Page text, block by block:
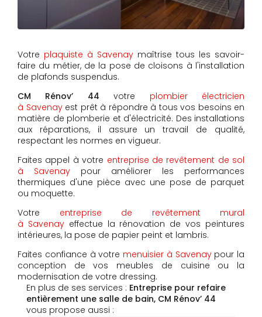
Votre plaquiste à Savenay maîtrise tous les savoir-
faire du métier, de la pose de cloisons à l'installation
de plafonds suspendus.
CM Rénov’ 44 votre plombier électricien
à Savenayest prêt à répondre à tous vos besoins en
matière de plomberie et d'électricité. Des installations
aux réparations, il assure un travail de qualité,
respectant les normes en vigueur.
Faites appel à votre entreprise de revêtement de sol
à Savenay pour améliorer les performances
thermiques d'une pièce avec une pose de parquet
ou moquette.
Votre entreprise de revêtement mural
à Savenayeffectue la rénovation de vos peintures
intérieures, la pose de papier peint et lambris.
Faites confiance à votre menuisier à Savenaypour la
conception de vos meubles de cuisine ou la
modernisation de votre dressing.
En plus de ses services : Entreprise pour refaire
entièrement une salle de bain, CM Rénov’ 44
vous propose aussi :